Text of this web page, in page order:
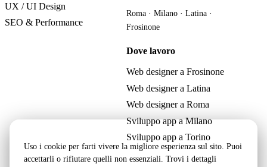
UX / UI Design
SEO & Performance
Roma · Milano · Latina ·
Frosinone
Dove lavoro
Web designer a Frosinone
Web designer a Latina
Web designer a Roma
Sviluppo app a Milano
Sviluppo app a Torino
Uso i cookie per farti vivere la migliore esperienza sul sito. Puoi
accettarli o rifiutare quelli non essenziali. Trovi i dettagli